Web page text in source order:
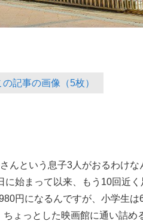
の記事の画像（5枚）
んという息子3人がおるわけな
始まって以来、もう10回近
円になるんですが、小学生は
ょっとした映画館に通い詰め